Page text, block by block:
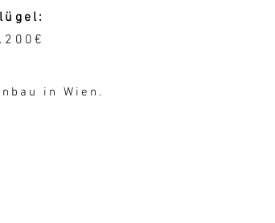
in Wien.